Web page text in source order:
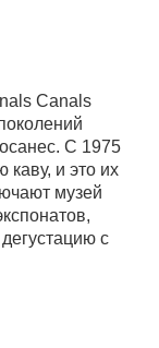
Canals
С 1975
каву, и это их
музей
с